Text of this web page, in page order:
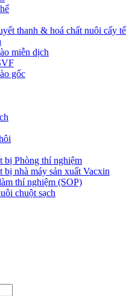
thanh & hoá chất nuôi cấy tế
miễn dịch
gốc
bị Phòng thí nghiệm
bị nhà máy sản xuất Vacxin
thí nghiệm (SOP)
chuột sạch